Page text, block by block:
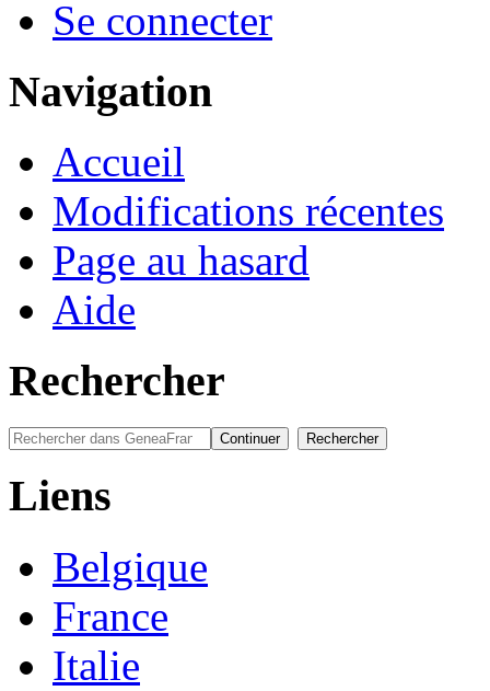
Se connecter
Navigation
Accueil
Modifications récentes
Page au hasard
Aide
Rechercher
Liens
Belgique
France
Italie